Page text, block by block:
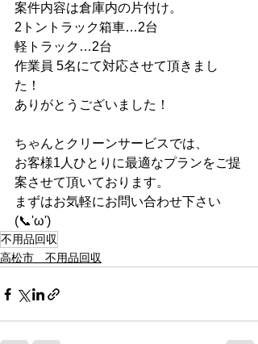
案件内容は倉庫内の片付け。
2トントラック箱車…2台
軽トラック…2台
作業員 5名にて対応させて頂きまし
た！
ありがとうございました！
ちゃんとクリーンサービスでは、
お客様1人ひとりに最適なプランをご提
案させて頂いております。
まずはお気軽にお問い合わせ下さい
(📞'ω')
不用品回収
高松市 不用品回収